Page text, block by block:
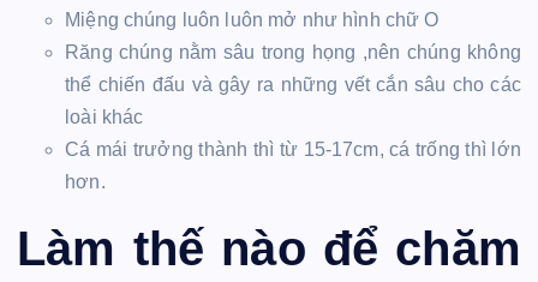
Miệng chúng luôn luôn mở như hình chữ O
Răng chúng nằm sâu trong họng ,nên chúng không
thể chiến đấu và gây ra những vết cắn sâu cho các
loài khác
Cá mái trưởng thành thì từ 15-17cm, cá trống thì lớn
hơn.
Làm thế nào để chăm